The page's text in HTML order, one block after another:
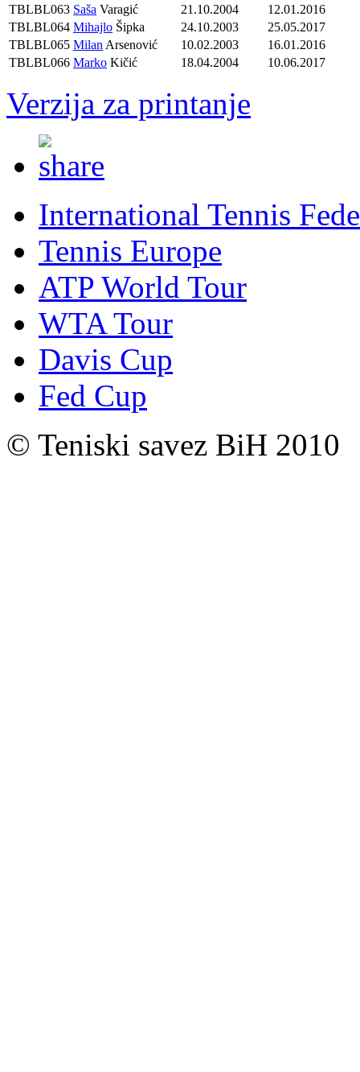
TBLBL063 Saša Varagić 21.10.2004
12.01.2016
TBLBL064 Mihajlo Šipka 24.10.2003
25.05.2017
TBLBL065 Milan Arsenović 10.02.2003
16.01.2016
TBLBL066 Marko Kičić 18.04.2004 10.06.2017
Verzija za printanje
International Tennis
Tennis Europe
ATP World Tour
WTA Tour
Davis Cup
Fed Cup
© Teniski savez BiH 2010